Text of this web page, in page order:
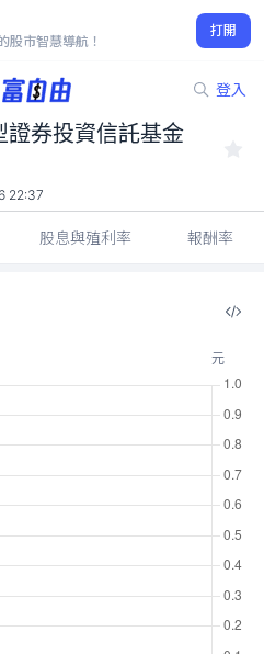
股市智慧導航！
打開
登入
券投資信託基金 CA118
-
證券投資信託基金
22:37
股息與殖利率 報酬率